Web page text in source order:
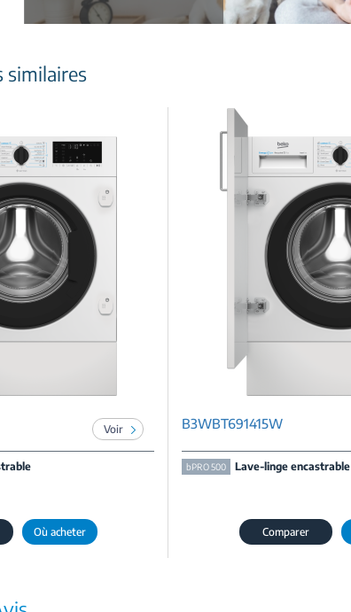
similaires
Voir
Où acheter
B3WBT691415W
bPRO 500 Lave-linge encastrable
Comparer